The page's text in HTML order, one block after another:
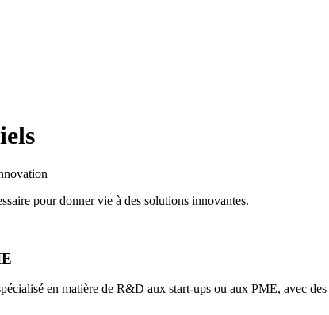
pour donner vie à des solutions innovantes.
en matière de R&D aux start-ups ou aux PME, avec des